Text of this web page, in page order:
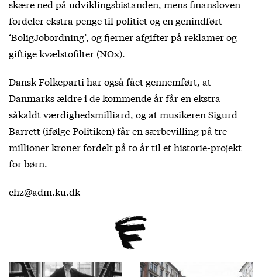
skære ned på udviklingsbistanden, mens finansloven
fordeler ekstra penge til politiet og en genindført
‘BoligJobordning’, og fjerner afgifter på reklamer og
giftige kvælstofilter (NOx).
Dansk Folkeparti har også fået gennemført, at
Danmarks ældre i de kommende år får en ekstra
såkaldt værdighedsmilliard, og at musikeren Sigurd
Barrett (ifølge Politiken) får en særbevilling på tre
millioner kroner fordelt på to år til et historie-projekt
for børn.
chz@adm.ku.dk